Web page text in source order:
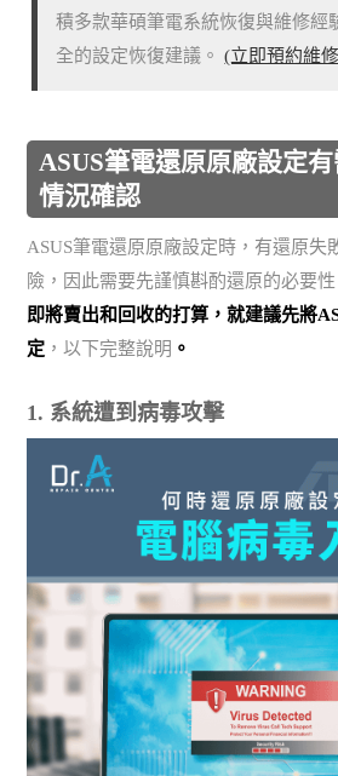
積多款華碩筆電系統恢復與維修經
全的設定恢復建議。(立即預約維
ASUS筆電還原原廠設定
情況確認
ASUS筆電還原原廠設定時，有還原失
險，因此需要先謹慎斟酌還原的必要
即將賣出和回收的打算，就建議先將
定 ，以下完整說明 。
1. 系統遭到病毒攻擊